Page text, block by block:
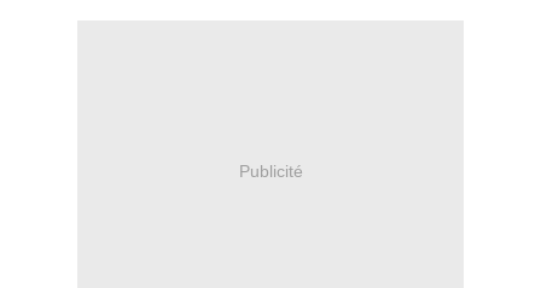
Publicité